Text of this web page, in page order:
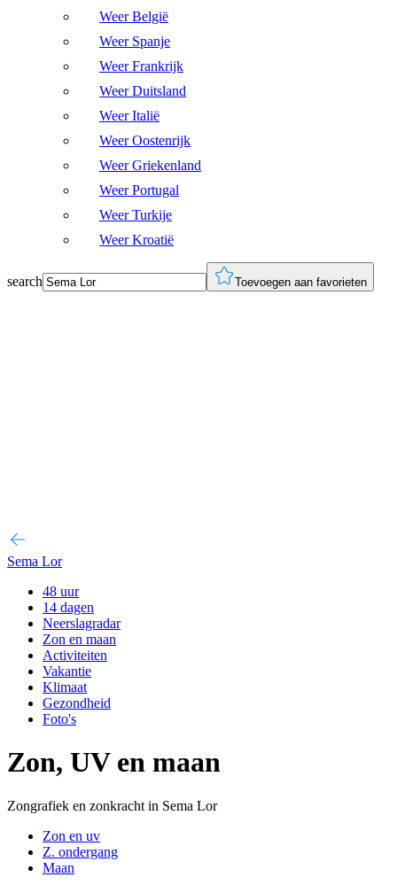
Weer België
Weer Spanje
Weer Frankrijk
Weer Duitsland
Weer Italië
Weer Oostenrijk
Weer Griekenland
Weer Portugal
Weer Turkije
Weer Kroatië
search Toevoegen aan favorieten
Sema Lor
48 uur
14 dagen
Neerslagradar
Zon en maan
Activiteiten
Vakantie
Klimaat
Gezondheid
Foto's
Zon, UV en maan
Zongrafiek en zonkracht in Sema Lor
Zon en uv
Z. ondergang
Maan